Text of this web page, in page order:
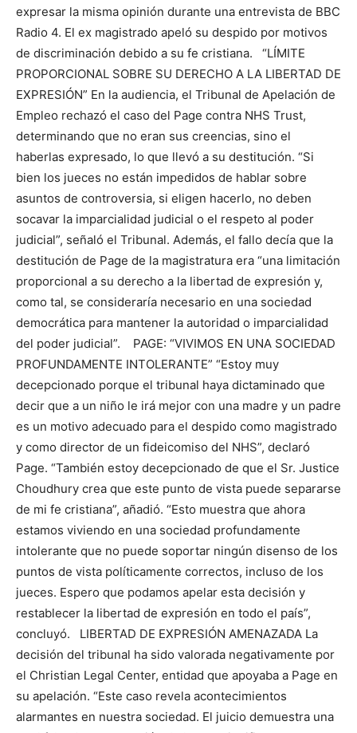
expresar la misma opinión durante una entrevista de BBC
Radio 4. El ex magistrado apeló su despido por motivos
de discriminación debido a su fe cristiana. “LÍMITE
PROPORCIONAL SOBRE SU DERECHO A LA LIBERTAD DE
EXPRESIÓN” En la audiencia, el Tribunal de Apelación de
Empleo rechazó el caso del Page contra NHS Trust,
determinando que no eran sus creencias, sino el
haberlas expresado, lo que llevó a su destitución. “Si
bien los jueces no están impedidos de hablar sobre
asuntos de controversia, si eligen hacerlo, no deben
socavar la imparcialidad judicial o el respeto al poder
judicial”, señaló el Tribunal. Además, el fallo decía que la
destitución de Page de la magistratura era “una limitación
proporcional a su derecho a la libertad de expresión y,
como tal, se consideraría necesario en una sociedad
democrática para mantener la autoridad o imparcialidad
del poder judicial”. PAGE: “VIVIMOS EN UNA SOCIEDAD
PROFUNDAMENTE INTOLERANTE” “Estoy muy
decepcionado porque el tribunal haya dictaminado que
decir que a un niño le irá mejor con una madre y un padre
es un motivo adecuado para el despido como magistrado
y como director de un fideicomiso del NHS”, declaró
Page. “También estoy decepcionado de que el Sr. Justice
Choudhury crea que este punto de vista puede separarse
de mi fe cristiana”, añadió. “Esto muestra que ahora
estamos viviendo en una sociedad profundamente
intolerante que no puede soportar ningún disenso de los
puntos de vista políticamente correctos, incluso de los
jueces. Espero que podamos apelar esta decisión y
restablecer la libertad de expresión en todo el país”,
concluyó. LIBERTAD DE EXPRESIÓN AMENAZADA La
decisión del tribunal ha sido valorada negativamente por
el Christian Legal Center, entidad que apoyaba a Page en
su apelación. “Este caso revela acontecimientos
alarmantes en nuestra sociedad. El juicio demuestra una